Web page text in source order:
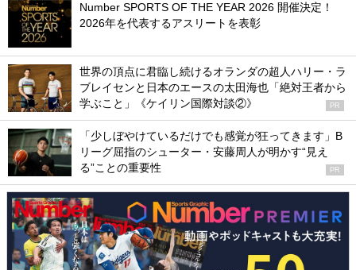
Number SPORTS OF THE YEAR 2026 開催決定！
2026年を代表するアスリートを表彰
世界の頂点に君臨し続けるオランダの超人ハリー・ラ
ブレイセンと日本のエースの太田海也「絶対王者から
学ぶこと」《ケイリン国際対談②》
PR
「少しぼやけているだけでも感覚が狂ってきます」B
リーグ屈指のシューター・安藤周人が明かす“見え
る”ことの重要性
PR